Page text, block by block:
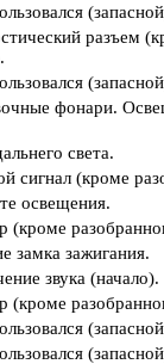
разъем
фонари.
света.
сигнал (кроме
освещения.
(кроме
замка зажигания.
звука (начало).
(кроме